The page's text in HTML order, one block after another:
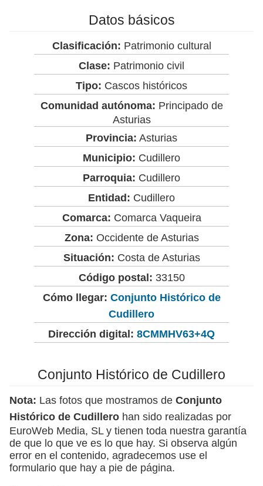
Datos básicos
Clasificación: Patrimonio cultural
Clase: Patrimonio civil
Tipo: Cascos históricos
Comunidad autónoma: Principado de
Asturias
Provincia: Asturias
Municipio: Cudillero
Parroquia: Cudillero
Entidad: Cudillero
Comarca: Comarca Vaqueira
Zona: Occidente de Asturias
Situación: Costa de Asturias
Código postal: 33150
Cómo llegar: Conjunto Histórico de
Cudillero
Dirección digital: 8CMMHV63+4Q
Conjunto Histórico de Cudillero
Nota: Las fotos que mostramos de Conjunto
Histórico de Cudillero han sido realizadas por
EuroWeb Media, SL y tienen toda nuestra garantía
de que lo que ve es lo que hay. Si observa algún
error en el contenido, agradecemos use el
formulario que hay a pie de página.